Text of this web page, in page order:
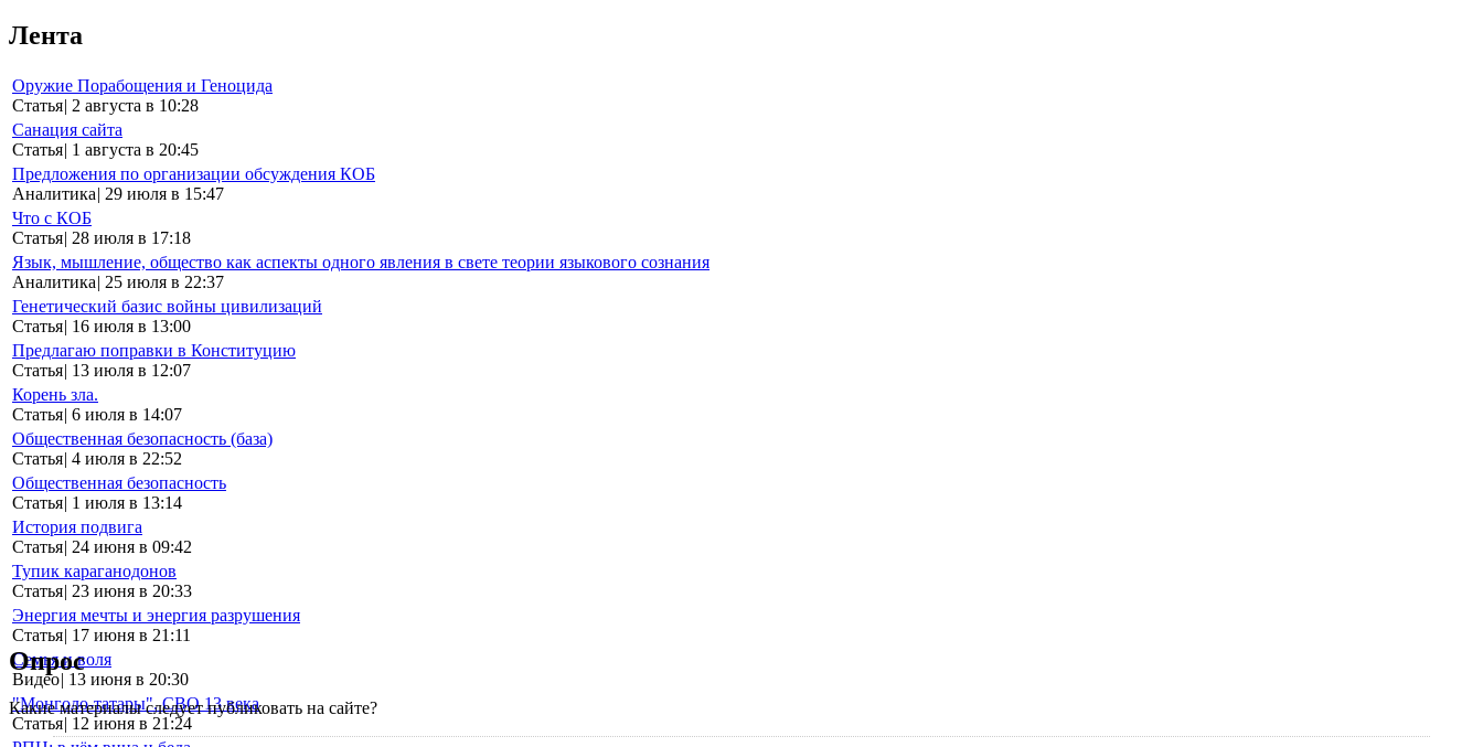
Лента
Оружие Порабощения и Геноцида
Статья| 2 августа в 10:28
Санация сайта
Статья| 1 августа в 20:45
Предложения по организации обсуждения КОБ
Аналитика| 29 июля в 15:47
Что с КОБ
Статья| 28 июля в 17:18
Язык, мышление, общество как аспекты одного явления в свете теории языкового сознания
Аналитика| 25 июля в 22:37
Генетический базис войны цивилизаций
Статья| 16 июля в 13:00
Предлагаю поправки в Конституцию
Статья| 13 июля в 12:07
Корень зла.
Статья| 6 июля в 14:07
Общественная безопасность (база)
Статья| 4 июля в 22:52
Общественная безопасность
Статья| 1 июля в 13:14
История подвига
Статья| 24 июня в 09:42
Тупик караганодонов
Статья| 23 июня в 20:33
Энергия мечты и энергия разрушения
Статья| 17 июня в 21:11
Семья и воля
Видео| 13 июня в 20:30
"Монголо-татары". СВО 13 века
Статья| 12 июня в 21:24
Опрос
Какие материалы следует публиковать на сайте?